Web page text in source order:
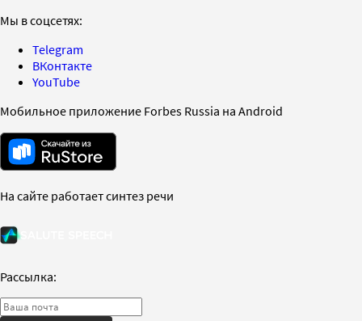
Мы в соцсетях:
Telegram
ВКонтакте
YouTube
Мобильное приложение Forbes Russia на Android
На сайте работает синтез речи
Рассылка: